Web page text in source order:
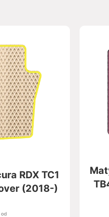
RDX TC1
(2018-)
od